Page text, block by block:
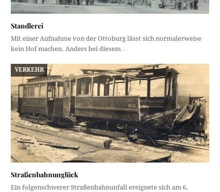
Standlerei
Mit einer Aufnahme von der Ottoburg lässt sich normalerweise
kein Hof machen. Anders bei diesem…
VERKEHR
Straßenbahnunglück
Ein folgenschwerer Straßenbahnunfall ereignete sich am 6.